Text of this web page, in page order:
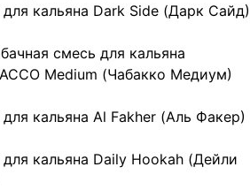
для кальяна Dark Side (Дарк Сайд)
смесь для кальяна
Medium (Чабакко Медиум)
для кальяна Al Fakher (Аль Факер)
для кальяна Daily Hookah (Дейли